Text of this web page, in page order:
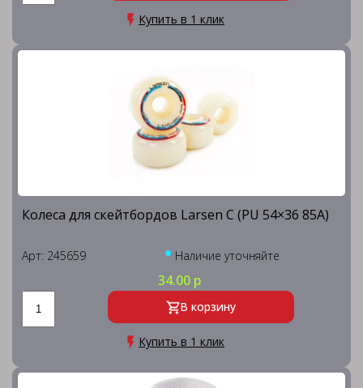
Купить в 1 клик
Колеса для скейтбордов Larsen C (PU 54×36 85A)
Арт: 245659 Наличие уточняйте
34.00 р
В корзину
Купить в 1 клик